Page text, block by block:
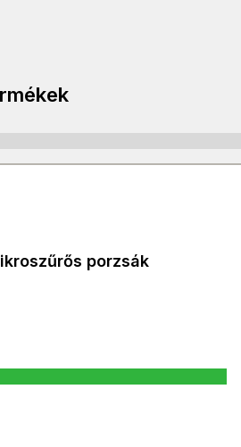
porzsák